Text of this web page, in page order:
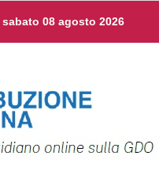
sabato 08 agosto 2026